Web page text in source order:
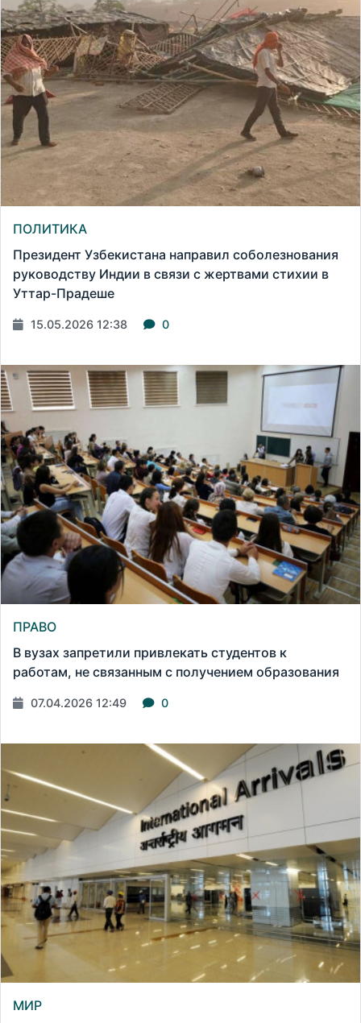
ПОЛИТИКА
Президент Узбекистана направил соболезнования
руководству Индии в связи с жертвами стихии в
Уттар-Прадеше
15.05.2026 12:38 0
ПРАВО
В вузах запретили привлекать студентов к
работам, не связанным с получением образования
07.04.2026 12:49 0
МИР